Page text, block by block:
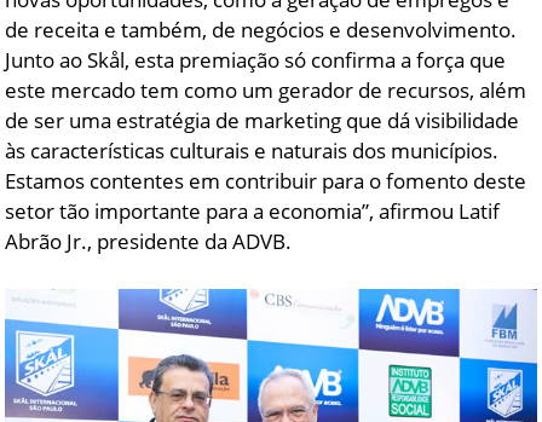
de receita e também, de negócios e desenvolvimento.
Junto ao Skål, esta premiação só confirma a força que
este mercado tem como um gerador de recursos, além
de ser uma estratégia de marketing que dá visibilidade
às características culturais e naturais dos municípios.
Estamos contentes em contribuir para o fomento deste
setor tão importante para a economia”, afirmou Latif
Abrão Jr., presidente da ADVB.